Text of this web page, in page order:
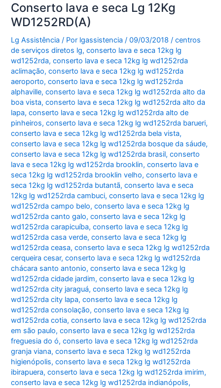
Conserto lava e seca Lg 12Kg
WD1252RD(A)
Lg Assistência / Por lgassistencia/09/03/2018 /centros
de serviços diretos lg,conserto lava e seca 12kg lg
wd1252rda,conserto lava e seca 12kg lg wd1252rda
aclimação,conserto lava e seca 12kg lg wd1252rda
aeroporto,conserto lava e seca 12kg lg wd1252rda
alphaville,conserto lava e seca 12kg lg wd1252rda alto da
boa vista,conserto lava e seca 12kg lg wd1252rda alto da
lapa,conserto lava e seca 12kg lg wd1252rda alto de
pinheiros,conserto lava e seca 12kg lg wd1252rda barueri,
conserto lava e seca 12kg lg wd1252rda bela vista,
conserto lava e seca 12kg lg wd1252rda bosque da sáude,
conserto lava e seca 12kg lg wd1252rda brasil,conserto
lava e seca 12kg lg wd1252rda brooklin,conserto lava e
seca 12kg lg wd1252rda brooklin velho,conserto lava e
seca 12kg lg wd1252rda butantã,conserto lava e seca
12kg lg wd1252rda cambuci,conserto lava e seca 12kg lg
wd1252rda campo belo,conserto lava e seca 12kg lg
wd1252rda canto galo,conserto lava e seca 12kg lg
wd1252rda carapicuíba,conserto lava e seca 12kg lg
wd1252rda casa verde,conserto lava e seca 12kg lg
wd1252rda ceasa,conserto lava e seca 12kg lg wd1252rda
cerqueira cesar,conserto lava e seca 12kg lg wd1252rda
chácara santo antonio,conserto lava e seca 12kg lg
wd1252rda cidade jardim,conserto lava e seca 12kg lg
wd1252rda city jaraguá,conserto lava e seca 12kg lg
wd1252rda city lapa,conserto lava e seca 12kg lg
wd1252rda consolação,conserto lava e seca 12kg lg
wd1252rda cotia,conserto lava e seca 12kg lg wd1252rda
em são paulo,conserto lava e seca 12kg lg wd1252rda
freguesia do ó,conserto lava e seca 12kg lg wd1252rda
granja viana,conserto lava e seca 12kg lg wd1252rda
higienópolis,conserto lava e seca 12kg lg wd1252rda
ibirapuera,conserto lava e seca 12kg lg wd1252rda imirim,
conserto lava e seca 12kg lg wd1252rda indianópolis,